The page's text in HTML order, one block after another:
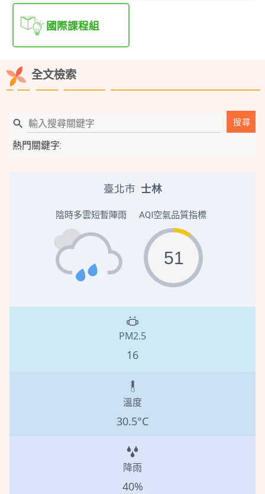
國際課程組
全文檢索
輸
入
搜
搜尋
熱門關鍵字:
臺北市 士林
陰時多雲短暫陣雨 AQI空氣品質指標
51
PM2.5
16
溫度
30.5°C
降雨
40%